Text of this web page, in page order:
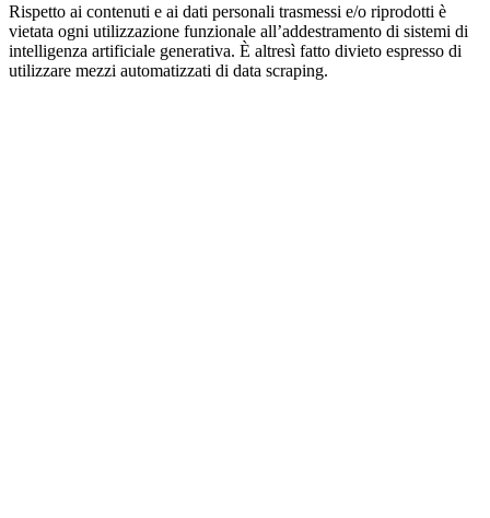
Rispetto ai contenuti e ai dati personali trasmessi e/o riprodotti è
vietata ogni utilizzazione funzionale all’addestramento di sistemi di
intelligenza artificiale generativa. È altresì fatto divieto espresso di
utilizzare mezzi automatizzati di data scraping.